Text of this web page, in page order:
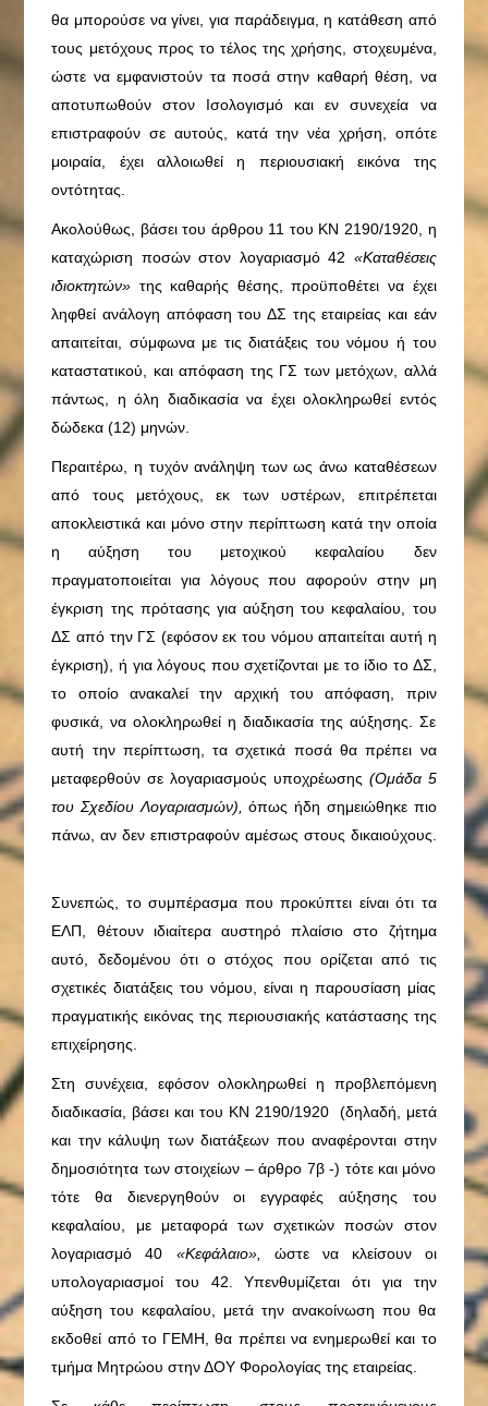
θα μπορούσε να γίνει, για παράδειγμα, η κατάθεση από
τους μετόχους προς το τέλος της χρήσης, στοχευμένα,
ώστε να εμφανιστούν τα ποσά στην καθαρή θέση, να
αποτυπωθούν στον Ισολογισμό και εν συνεχεία να
επιστραφούν σε αυτούς, κατά την νέα χρήση, οπότε
μοιραία, έχει αλλοιωθεί η περιουσιακή εικόνα της
οντότητας.
Ακολούθως, βάσει του άρθρου 11 του ΚΝ 2190/1920, η
καταχώριση ποσών στον λογαριασμό 42 «Καταθέσεις
ιδιοκτητών» της καθαρής θέσης, προϋποθέτει να έχει
ληφθεί ανάλογη απόφαση του ΔΣ της εταιρείας και εάν
απαιτείται, σύμφωνα με τις διατάξεις του νόμου ή του
καταστατικού, και απόφαση της ΓΣ των μετόχων, αλλά
πάντως, η όλη διαδικασία να έχει ολοκληρωθεί εντός
δώδεκα (12) μηνών.
Περαιτέρω, η τυχόν ανάληψη των ως άνω καταθέσεων
από τους μετόχους, εκ των υστέρων, επιτρέπεται
αποκλειστικά και μόνο στην περίπτωση κατά την οποία
η αύξηση του μετοχικού κεφαλαίου δεν
πραγματοποιείται για λόγους που αφορούν στην μη
έγκριση της πρότασης για αύξηση του κεφαλαίου, του
ΔΣ από την ΓΣ (εφόσον εκ του νόμου απαιτείται αυτή η
έγκριση), ή για λόγους που σχετίζονται με το ίδιο το ΔΣ,
το οποίο ανακαλεί την αρχική του απόφαση, πριν
φυσικά, να ολοκληρωθεί η διαδικασία της αύξησης. Σε
αυτή την περίπτωση, τα σχετικά ποσά θα πρέπει να
μεταφερθούν σε λογαριασμούς υποχρέωσης (Ομάδα 5
του Σχεδίου Λογαριασμών),
όπως ήδη σημειώθηκε πιο
πάνω, αν δεν επιστραφούν αμέσως στους δικαιούχους.
Συνεπώς, το συμπέρασμα που προκύπτει είναι ότι τα
ΕΛΠ, θέτουν ιδιαίτερα αυστηρό πλαίσιο στο ζήτημα
αυτό, δεδομένου ότι ο στόχος που ορίζεται από τις
σχετικές διατάξεις του νόμου, είναι η παρουσίαση μίας
πραγματικής εικόνας της περιουσιακής κατάστασης της
επιχείρησης.
Στη συνέχεια, εφόσον ολοκληρωθεί η προβλεπόμενη
διαδικασία, βάσει και του ΚΝ 2190/1920 (δηλαδή, μετά
και την κάλυψη των διατάξεων που αναφέρονται στην
δημοσιότητα των στοιχείων – άρθρο 7β -) τότε και μόνο
τότε θα διενεργηθούν οι εγγραφές αύξησης του
κεφαλαίου, με μεταφορά των σχετικών ποσών στον
λογαριασμό 40 «Κεφάλαιο»,
ώστε να κλείσουν οι
υπολογαριασμοί του 42. Υπενθυμίζεται ότι για την
αύξηση του κεφαλαίου, μετά την ανακοίνωση που θα
εκδοθεί από το ΓΕΜΗ, θα πρέπει να ενημερωθεί και το
τμήμα Μητρώου στην ΔΟΥ Φορολογίας της εταιρείας.